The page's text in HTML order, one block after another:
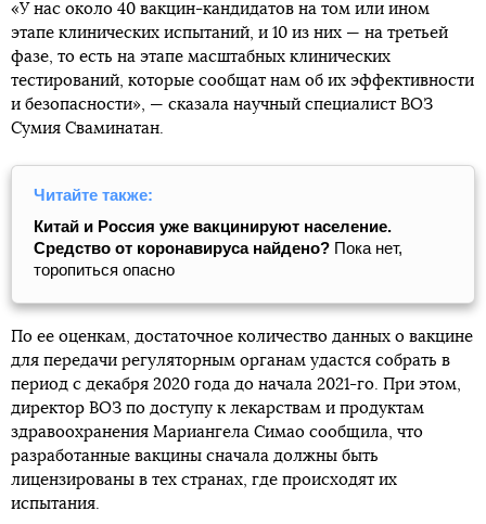
«У нас около 40 вакцин-кандидатов на том или ином
этапе клинических испытаний, и 10 из них — на третьей
фазе, то есть на этапе масштабных клинических
тестирований, которые сообщат нам об их эффективности
и безопасности», — сказала научный специалист ВОЗ
Сумия Сваминатан.
Читайте также:
Китай и Россия уже вакцинируют население.
Средство от коронавируса найдено? Пока нет,
торопиться опасно
По ее оценкам, достаточное количество данных о вакцине
для передачи регуляторным органам удастся собрать в
период с декабря 2020 года до начала 2021-го. При этом,
директор ВОЗ по доступу к лекарствам и продуктам
здравоохранения Мариангела Симао сообщила, что
разработанные вакцины сначала должны быть
лицензированы в тех странах, где происходят их
испытания.